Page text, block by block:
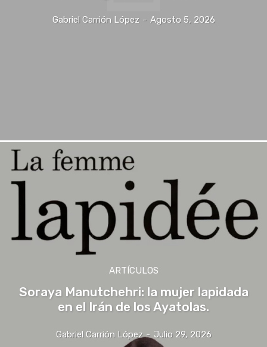
Gabriel Carrión López - Agosto 5, 2026
ARTÍCULOS
Soraya Manutchehri: la mujer lapidada
en el Irán de los Ayatolas.
Gabriel Carrión López - Julio 29, 2026